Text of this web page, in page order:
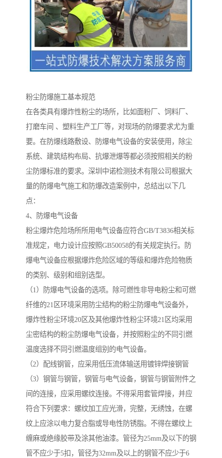
粉尘防爆施工基本规范
在各类具有爆炸性粉尘的场所，比如面粉厂、饲料厂、
打磨车间 、塑料生产工厂等，对现场的防爆要求尤为重
要。在防爆线路敷设、防爆电气设备的安装使用，除尘
系统、建筑结构布局、抗爆泄爆等都必须按照相关的粉
尘防爆标准的要求。深圳中诺检测技术有限公司根据大
量的防爆电气施工和防爆改造案例中，总结出以下几
点：
4、防爆电气设备
粉尘爆炸危险场所所用电气设备应符合GB/T3836相关标
准规定，电力设计应按照GB50058的有关规定执行。防
爆电气设备应根据爆炸危险区域的等级和爆炸危险物质
的类别、级别和组别选型。
（1）防爆电气设备的选项。除可燃性非导电粉尘和可燃
纤维的21区环境采用防尘结构的粉尘防爆电气设备外，
爆炸性粉尘环境20区及其他爆炸性粉尘环境21区均采用
尘密结构的粉尘防爆电气设备，并按照粉尘的不同引燃
温度选择不同引燃温度组别的电气设备。
（2）配线钢管，应采用低压流体输送用镀锌焊接钢管
（3）钢管与钢管，钢管与电气设备，钢管与钢管附件之
间的连接，应采用螺纹连接。不得采用套管焊接，并应
符合下列要求：螺纹加工应光滑，完整，无绣蚀，在螺
纹上应涂以电力复合脂或导电性防锈脂。不得在螺纹上
缠麻或绝缘胶带及涂其他油漆。管径为25mm及以下的钢
管不应少于5扣，管径为32mm及以上的钢管不应少于6